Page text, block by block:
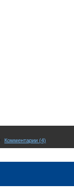
Комментарии (4)